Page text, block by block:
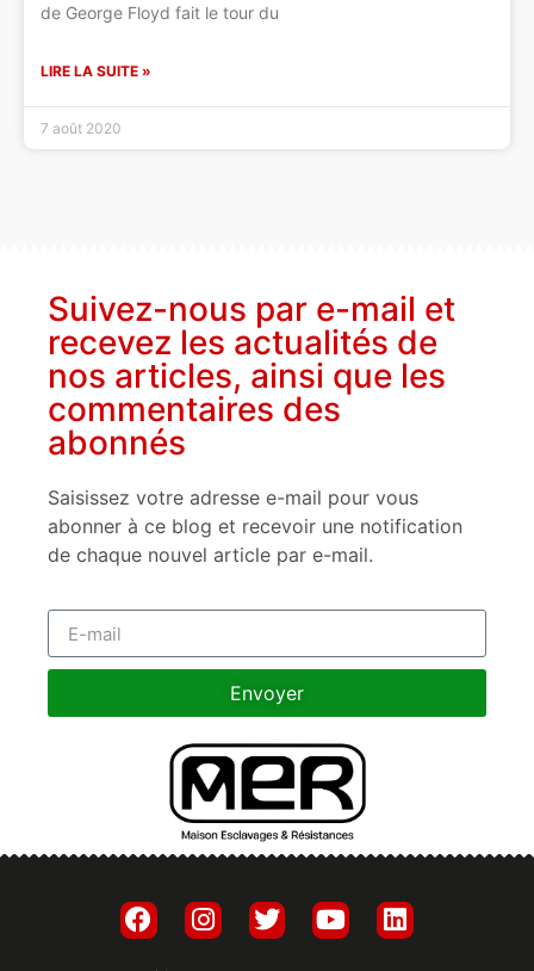
de George Floyd fait le tour du
LIRE LA SUITE »
7 août 2020
Suivez-nous par e-mail et
recevez les actualités de
nos articles, ainsi que les
commentaires des
abonnés
Saisissez votre adresse e-mail pour vous
abonner à ce blog et recevoir une notification
de chaque nouvel article par e-mail.
Envoyer